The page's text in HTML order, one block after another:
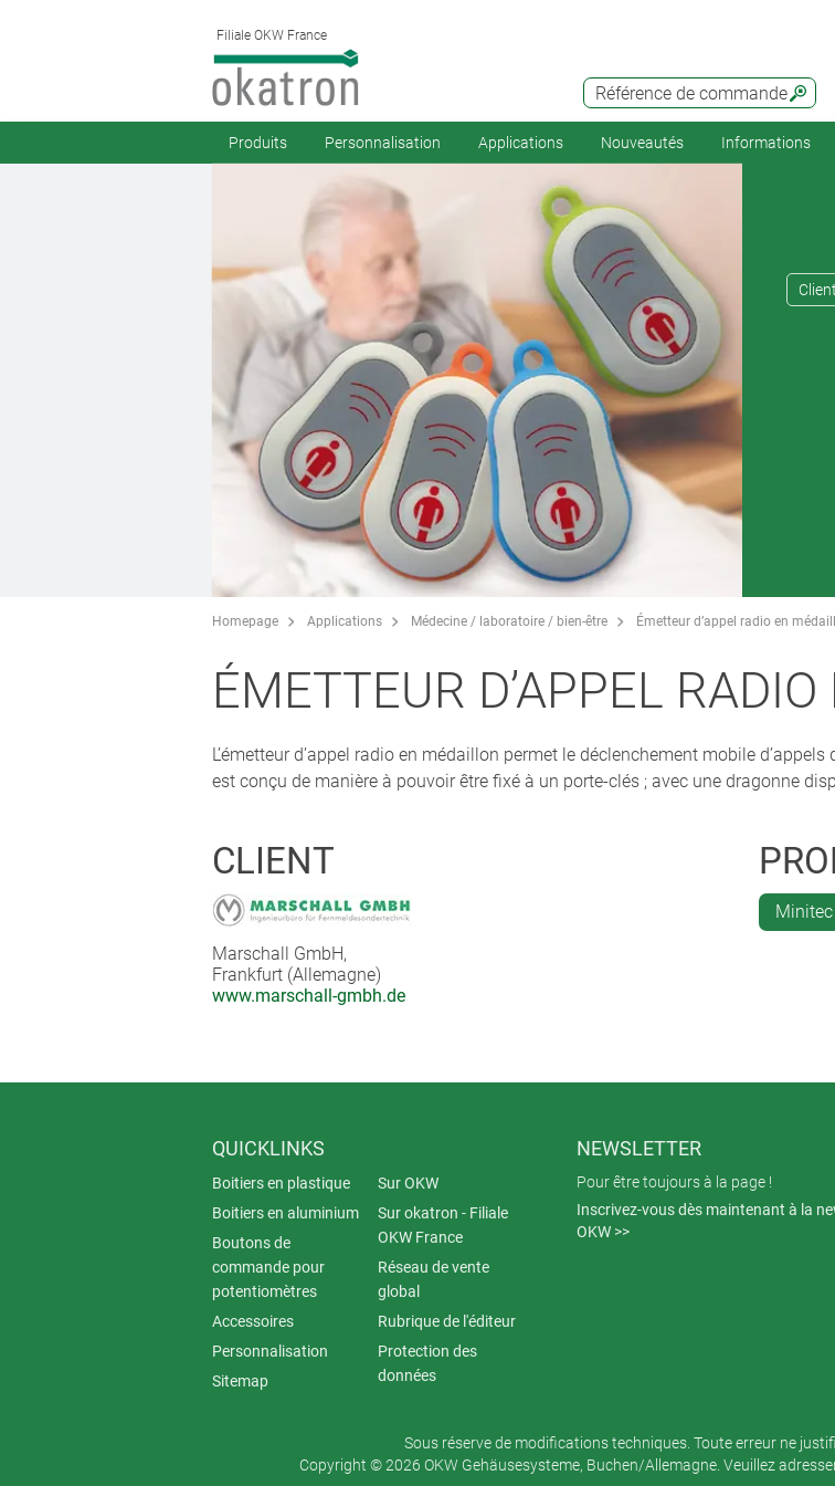
Filiale OKW France
Référence de commande
Produits Personnalisation Applications Nouveautés Informations
Client
Homepage Applications Médecine / laboratoire / bien-être Émetteur d’appel radio en
ÉMETTEUR D’APPEL
L’émetteur d’appel radio en médaillon permet le déclenchement mobile
est conçu de manière à pouvoir être fixé à un porte-clés ; avec une dragonne
CLIENT
Marschall GmbH,
Frankfurt (Allemagne)
www.marschall-gmbh.de
Minitec
QUICKLINKS
Boitiers en plastique
Boitiers en aluminium
Boutons de
commande pour
potentiomètres
Accessoires
Personnalisation
Sitemap
Sur OKW
Sur okatron - Filiale
OKW France
Réseau de vente
global
Rubrique de l'éditeur
Protection des
données
NEWSLETTER
Pour être toujours à la page !
Inscrivez-vous dès maintenant à la
OKW >>
Sous réserve de modifications techniques. Toute erreur ne
Copyright © 2026 OKW Gehäusesysteme, Buchen/Allemagne. Veuillez